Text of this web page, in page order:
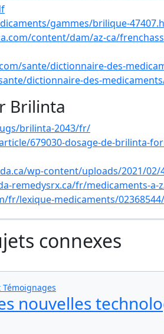
gammes/brilique-
content/dam/az-ca/
sante/dictionnaire-des-
dictionnaire-des-
Brilinta
brilinta-2043/fr/
679030-dosage-de-brilinta-
wp-content/uploads/2021/02/
remedysrx.ca/fr/medicaments-a-
fr/lexique-medicaments/
connexes
nouvelles